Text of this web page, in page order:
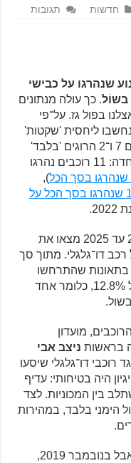
חדשות תגובות
שנהרגו על כבישי
. כך עולה מנתונים
בפול גז. על־פי
הנתונים, בעוד שהשנים 2022–2023 נחשבו ליחסית 'שקטות'
מבחינת תאונות שוֹל בקרב רוכבים, עם 7 ו־2 הרוגים 'בלבד'
בהתאמה, החל מ־2024 חלה קפיצה חדה: 11 רוכבים נהרגו
),
מתוך 102 שנהרגו בסך הכל על
הנתונים מטרידים ביותר. בשנים 2019 עד 2025 מצאו את
588 רוכבים על רכב דו־גלגלי. מתוך סך
רוכבים נהרגו בתאונות שהתרחשו
בשול הכביש. נתון זה משקף שיעור של 12.8%, כלומר אחד
הרוכבים, מועדון
בראשות ניצב אבי
דו־גלגלי שיסעו
היה בטיחותי: עדיף
בין המכוניות. לצד
הימני בלבד, במהירות
ההסכמה הזו עמדה בתוקפה כעשור. אבל בנובמבר 2019,